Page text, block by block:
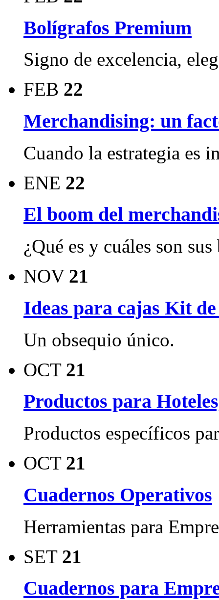
Bolígrafos Premium
Signo de excelencia,
FEB 22
Merchandising: un
Cuando la estrategia es
ENE 22
El boom del
¿Qué es y cuáles son
NOV 21
Ideas para cajas Kit
Un obsequio único.
OCT 21
Productos para
Productos específicos
OCT 21
Cuadernos Operativos
Herramientas para
SET 21
Cuadernos para